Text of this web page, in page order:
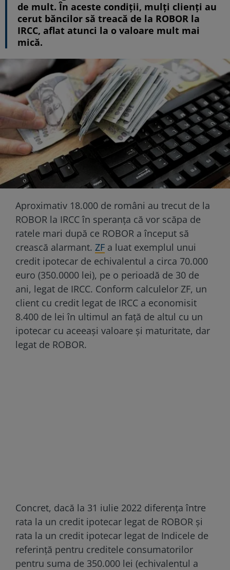
de mult. În aceste condiții, mulți clienți au
cerut băncilor să treacă de la ROBOR la
IRCC, aflat atunci la o valoare mult mai
mică.
Aproximativ 18.000 de români au trecut de la
ROBOR la IRCC în speranța că vor scăpa de
ratele mari după ce ROBOR a început să
crească alarmant. ZF a luat exemplul unui
credit ipotecar de echivalentul a circa 70.000
euro (350.0000 lei), pe o perioadă de 30 de
ani, legat de IRCC. Conform calculelor ZF, un
client cu credit legat de IRCC a economisit
8.400 de lei în ultimul an faţă de altul cu un
ipotecar cu aceeaşi valoare şi maturitate, dar
legat de ROBOR.
Concret, dacă la 31 iulie 2022 diferenţa între
rata la un credit ipotecar legat de ROBOR şi
rata la un credit ipotecar legat de Indicele de
referinţă pentru creditele consumatorilor
pentru suma de 350.000 lei (echivalentul a